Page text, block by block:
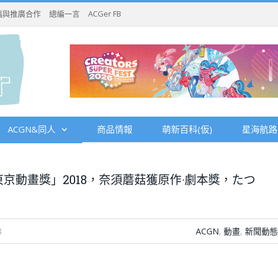
與推廣合作 總編一言 ACGer FB
ACGN&同人 商品情報 萌新百科(仮) 星海航路
動畫獎」2018，奈須蘑菇獲原作·劇本獎，たつ
ACGN, 動畫, 新聞動態